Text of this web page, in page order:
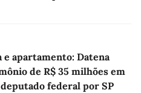
e apartamento: Datena
de R$ 35 milhões em
federal por SP